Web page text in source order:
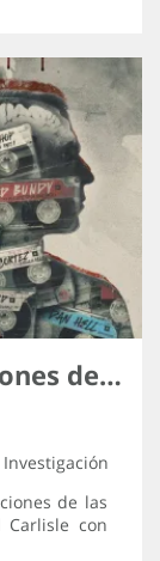
Mentes violentas, grabaciones de los asesinos
de las
con